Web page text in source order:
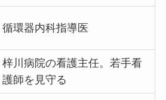
循環器内科指導医
梓川病院の看護主任。若手看
護師を見守る